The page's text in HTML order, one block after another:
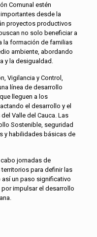
Comunal estén
desde la
proyectos productivos
no solo beneficiar a
la formación de familias
ambiente, abordando
y la desigualdad.
Vigilancia y Control,
línea de desarrollo
lleguen a los
el desarrollo y el
Valle del Cauca. Las
Sostenible, seguridad
y habilidades básicas de
jornadas de
para definir las
un paso significativo
impulsar el desarrollo